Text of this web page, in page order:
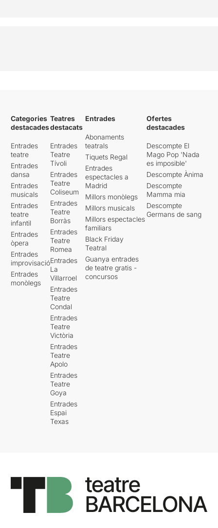
Categories
destacades
Entrades
teatre
Entrades
dansa
Entrades
musicals
Entrades
teatre
infantil
Entrades
òpera
Entrades
improvisació
Entrades
monòlegs
Teatres
destacats
Entrades
Teatre
Tívoli
Entrades
Teatre
Coliseum
Entrades
Teatre
Borràs
Entrades
Teatre
Romea
Entrades
La
Villarroel
Entrades
Teatre
Condal
Entrades
Teatre
Victòria
Entrades
Teatre
Apolo
Entrades
Teatre
Goya
Entrades
Espai
Texas
Entrades
Abonaments
teatrals
Tiquets Regal
Entrades
espectacles a
Madrid
Millors monòlegs
Millors musicals
Millors espectacles
familiars
Black Friday
Teatral
Guanya entrades
de teatre gratis -
concursos
Ofertes
destacades
Descompte El
Mago Pop 'Nada
es imposible'
Descompte Ànima
Descompte
Mamma mia
Descompte
Germans de sang